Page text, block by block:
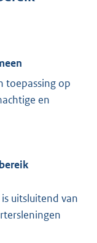
toepassing op
en
uitsluitend van